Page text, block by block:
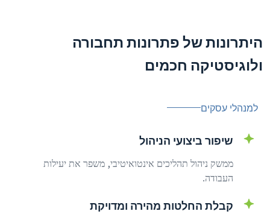
היתרונות של פתרונות תחבורה
ולוגיסטיקה חכמים
למנהלי עסקים
שיפור ביצועי הניהול
ממשק ניהול תהליכים אינטואיטיבי, משפר את יעילות
העבודה.
קבלת החלטות מהירה ומדויקת